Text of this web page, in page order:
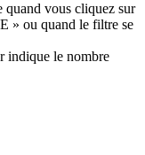
quand vous cliquez sur
» ou quand le filtre se
indique le nombre